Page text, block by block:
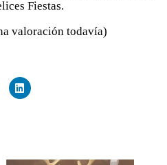
Fiestas.
valoración todavía)